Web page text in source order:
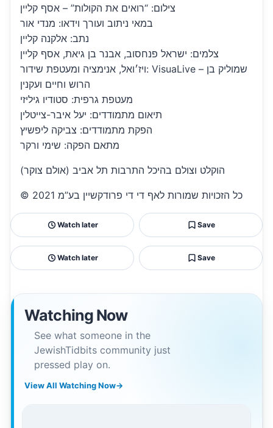
צילום: “רואים את הקולות” – אסף קליין
במאי ניתוב ועורך וידאו: מנדי אור
נתב: אלקנה קליין
צלמים: ישראל פנחסוב, אבנר בן גיאת, אסף קליין
ויז׳ואל, אנימציה ומעטפת שידור: VisuaLive – שמוליק בן
הרוש וחיים ועקנין
מעטפת גרפית: סטודיו גיליזי
תיאום מתמודדים: יעל איבר-צייטלין
הפקת מתמודדים: צביקה ליפשיץ
מתאם הפקה: שימי ורקר
הוקלט וצולם בהיכל התרבות תל אביב (אולם צוקר)
© כל הזכויות שמורות לאף די די פרודקשיין בע”מ 2021
Watch later Save
Watch later Save
Watching Now
See what someone in the
JewishTidbits community just
pressed play on.
View All Watching Now→